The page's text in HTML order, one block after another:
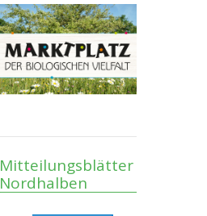
Mitteilungsblätter
Nordhalben